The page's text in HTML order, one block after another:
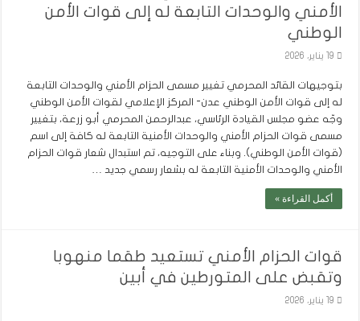
الأمني والوحدات التابعة له إلى قوات الأمن
الوطني
19 يناير، 2026
بتوجيهات القائد المحرمي تغيير مسمى الحزام الأمني والوحدات التابعة
له إلى قوات الأمن الوطني عدن- المركز الإعلامي لقوات الأمن الوطني
وجّه عضو مجلس القيادة الرئاسي، عبدالرحمن المحرمي أبو زرعة، بتغيير
مسمى قوات الحزام الأمني والوحدات الأمنية التابعة له كافة إلى اسم
(قوات الأمن الوطني). وبناء على التوجيه، تم استبدال شعار قوات الحزام
الأمني والوحدات الأمنية التابعة له بشعار رسمي جديد …
أكمل القراءة »
قوات الحزام الأمني تستعيد طقما منهوبا
وتقبض على المتورطين في أبين
19 يناير، 2026